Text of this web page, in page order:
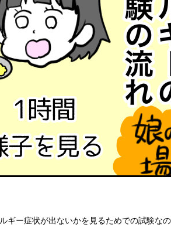
ー症状が出ないかを見るためでの試験な